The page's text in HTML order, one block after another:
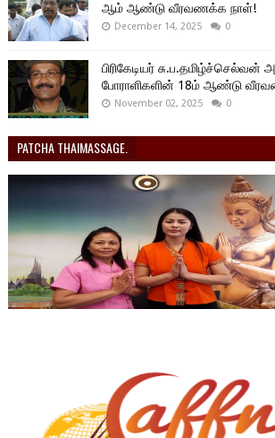
ஆம் ஆண்டு வீரவணக்க நாள்!
December 14, 2025 0
பிரிகேடியர்
போராளிகளின் 18ம் ஆண்டு
November 02, 2025 0
PATCHA THAIMASSAGE.